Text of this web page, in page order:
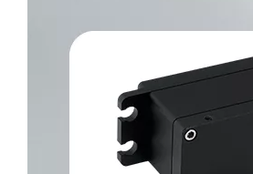
DS-H009-C